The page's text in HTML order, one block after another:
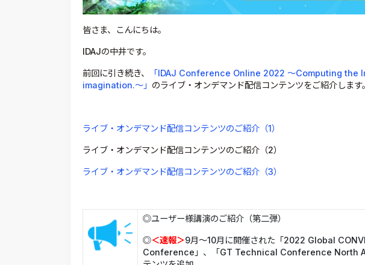
皆さま、こんにちは。
IDAJの中井です。
前回に引き続き、
「IDAJ Conference Online 2022 ～Computing
imagination.～」 のライブ・オンデマンド配信コンテンツをご紹介します。
ライブ・オンデマンド配信コンテンツのご紹介（1）
ライブ・オンデマンド配信コンテンツのご紹介（2）
ライブ・オンデマンド配信コンテンツのご紹介（3）
◎ユーザー様講演のご紹介（第二弾）
◎＜速報＞9月～10月に開催された「2022 Global
Conference」、「GT Technical Conference North